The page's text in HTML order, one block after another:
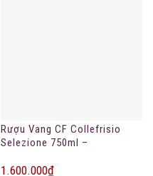
Rượu Vang CF Collefrisio
Selezione 750ml –
1.600.000₫